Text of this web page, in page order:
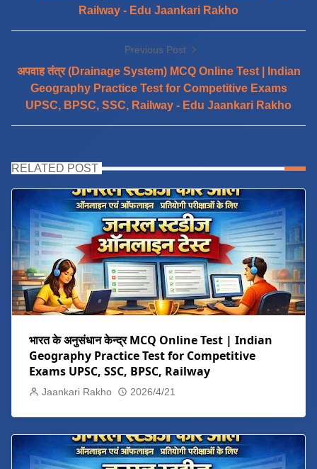
Railway - Edu Jaankari Rakho
Previous Post
अपवाह तंत्र (Drainage System) MCQ Online Test | Indian
Geography Practice Test for Competitive Exams
UPSC, BPSC, SSC, Railway - Edu Jaankari Rakho
RELATED POST
भारत के अनुसंधान केन्द्र MCQ Online Test | Indian
Geography Practice Test for Competitive
Exams UPSC, SSC, BPSC, Railway
Jaankari Rakho 2026/4/21